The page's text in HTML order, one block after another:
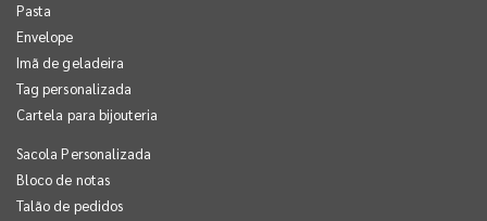
Pasta
Envelope
Imã de geladeira
Tag personalizada
Cartela para bijouteria
Sacola Personalizada
Bloco de notas
Talão de pedidos